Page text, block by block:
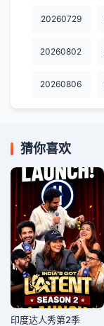
20260729
20260802
20260806
猜你喜欢
印度达人秀第2季